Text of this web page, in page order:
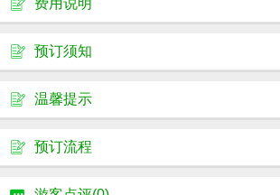
费用说明
预订须知
温馨提示
预订流程